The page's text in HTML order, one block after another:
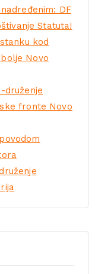
DF
Statuta!
kod
Novo
druženje
fronte Novo